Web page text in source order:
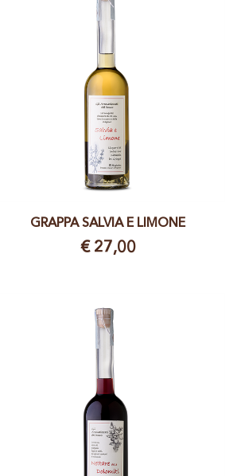
GRAPPA SALVIA E LIMONE
€ 27,00